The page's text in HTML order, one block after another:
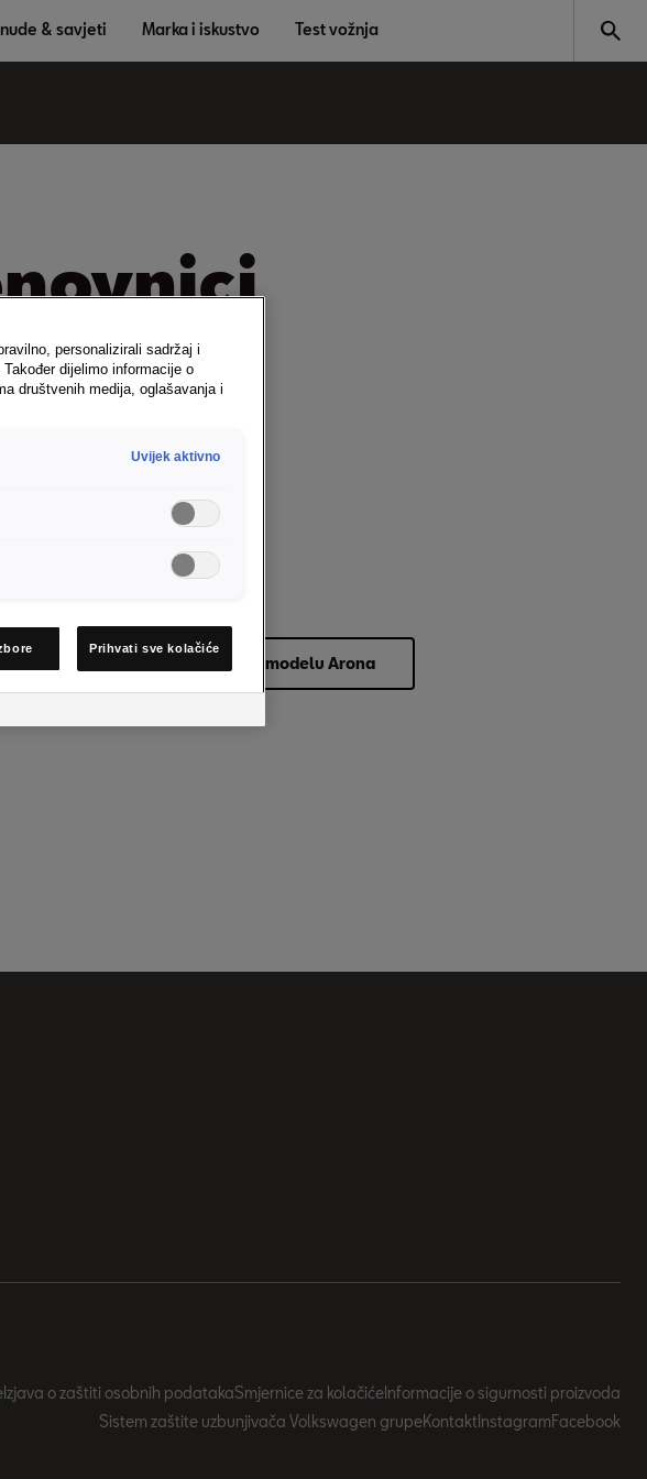
& savjeti Marka i iskustvo Test vožnja
Arona
Informacije o modelu Arona
Izjava o zaštiti osobnih podatakaSmjernice za kolačiće Informacije o sigurnosti proizvoda
Sistem zaštite uzbunjivača Volkswagen grupeKontakt InstagramFacebook
personalizirali sadržaj i
dijelimo informacije o
društvenih medija, oglašavanja i
Uvijek aktivno
Prihvati sve kolačiće